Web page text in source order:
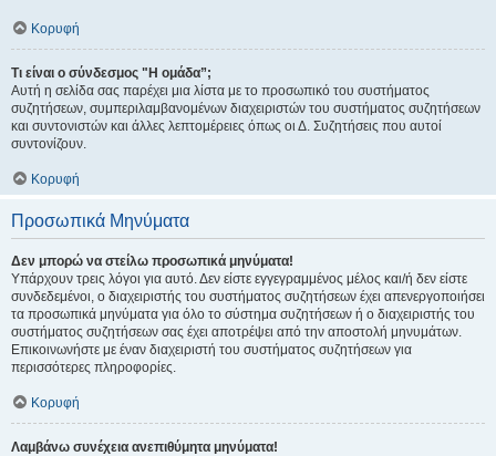
Κορυφή
Τι είναι ο σύνδεσμος "Η ομάδα”;
Αυτή η σελίδα σας παρέχει μια λίστα με το προσωπικό του συστήματος
συζητήσεων, συμπεριλαμβανομένων διαχειριστών του συστήματος συζητήσεων
και συντονιστών και άλλες λεπτομέρειες όπως οι Δ. Συζητήσεις που αυτοί
συντονίζουν.
Κορυφή
Προσωπικά Μηνύματα
Δεν μπορώ να στείλω προσωπικά μηνύματα!
Υπάρχουν τρεις λόγοι για αυτό. Δεν είστε εγγεγραμμένος μέλος και/ή δεν είστε
συνδεδεμένοι, ο διαχειριστής του συστήματος συζητήσεων έχει απενεργοποιήσει
τα προσωπικά μηνύματα για όλο το σύστημα συζητήσεων ή ο διαχειριστής του
συστήματος συζητήσεων σας έχει αποτρέψει από την αποστολή μηνυμάτων.
Επικοινωνήστε με έναν διαχειριστή του συστήματος συζητήσεων για
περισσότερες πληροφορίες.
Κορυφή
Λαμβάνω συνέχεια ανεπιθύμητα μηνύματα!